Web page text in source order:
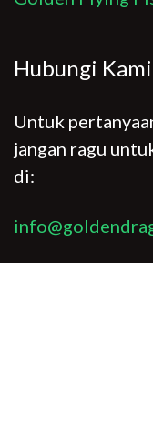
Hubungi Kami
Untuk
jangan ragu
di: